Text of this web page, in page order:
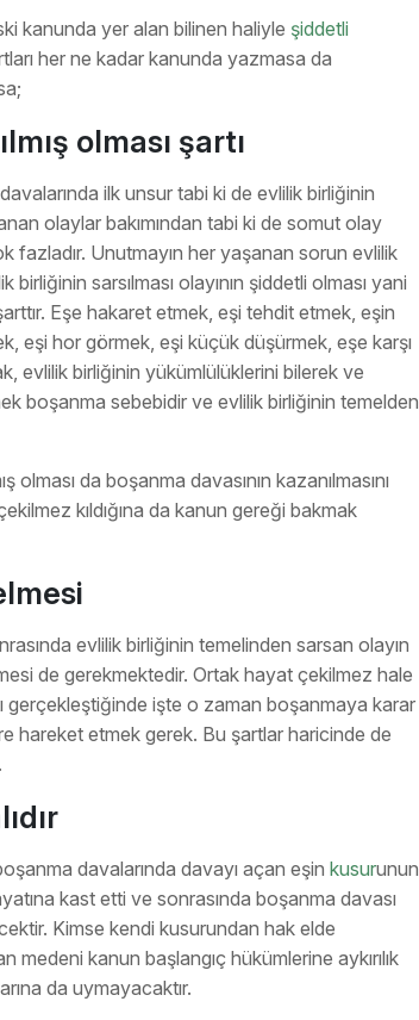
kanunda yer alan bilinen haliyle şiddetli
her ne kadar kanunda yazmasa da
olması şartı
ilk unsur tabi ki de evlilik birliğinin
olaylar bakımından tabi ki de somut olay
fazladır. Unutmayın her yaşanan sorun evlilik
sarsılması olayının şiddetli olması yani
Eşe hakaret etmek, eşi tehdit etmek, eşin
eşi hor görmek, eşi küçük düşürmek, eşe karşı
evlilik birliğinin yükümlülüklerini bilerek ve
boşanma sebebidir ve evlilik birliğinin temelden
da boşanma davasının kazanılmasını
kıldığına da kanun gereği bakmak
evlilik birliğinin temelinden sarsan olayın
de gerekmektedir. Ortak hayat çekilmez hale
gerçekleştiğinde işte o zaman boşanmaya karar
hareket etmek gerek. Bu şartlar haricinde de
davalarında davayı açan eşin kusurunun
kast etti ve sonrasında boşanma davası
Kimse kendi kusurundan hak elde
kanun başlangıç hükümlerine aykırılık
da uymayacaktır.